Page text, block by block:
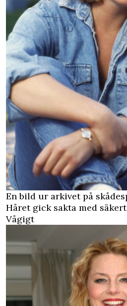
En bild ur arkivet på
Håret gick sakta med
Vågigt